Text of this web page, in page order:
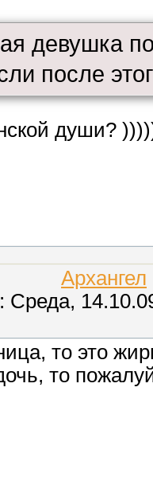
девушка
после
души?
Архангел
Среда,
то это
то